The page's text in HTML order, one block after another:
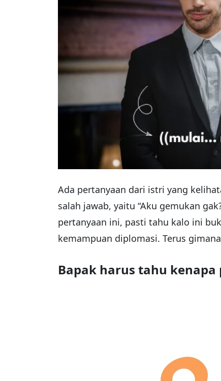
Ada pertanyaan dari istri yang
salah jawab, yaitu “Aku gemukan
pertanyaan ini, pasti tahu kalo ini
kemampuan diplomasi. Terus
Bapak harus tahu